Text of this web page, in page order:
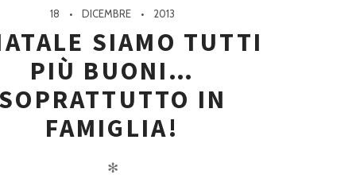
18 DICEMBRE 2013
SIAMO TUTTI
PIÙ BUONI…
IN
FAMIGLIA!
✻